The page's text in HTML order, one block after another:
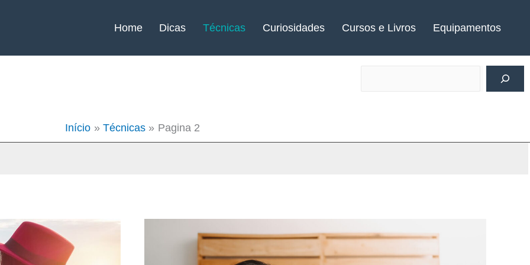
Home Dicas Técnicas Curiosidades Cursos e Livros Equipamentos
Início Técnicas Pagina 2